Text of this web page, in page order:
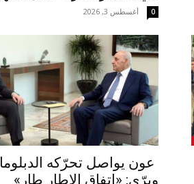
أغسطس 3, 2026 0
عون يواصل تحرّكه
وبرّي: «اتفاق الإطار طار»